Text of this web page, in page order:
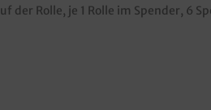
der Rolle, je 1 Rolle im Spender, 6